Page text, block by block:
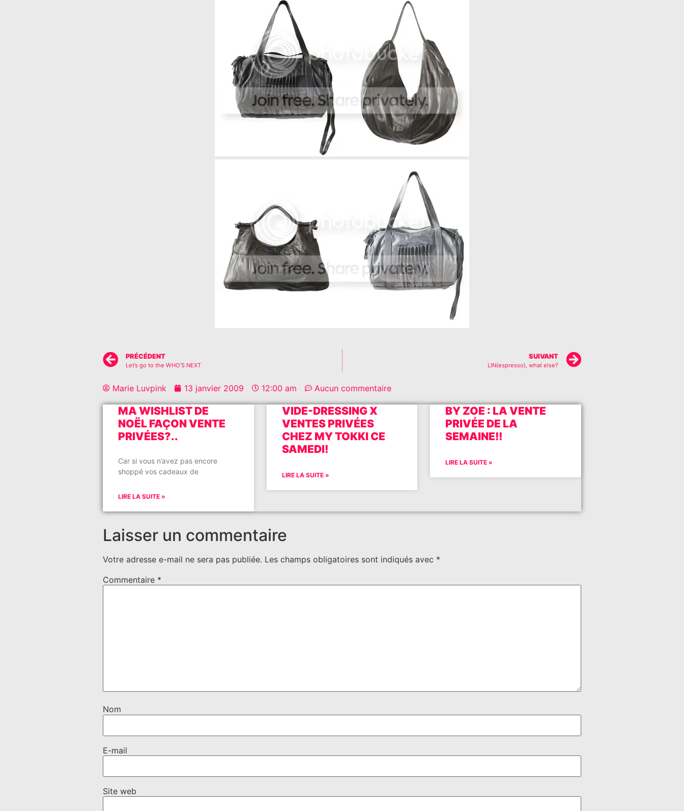
PRÉCÉDENT
Let’s go to the WHO’S NEXT
SUIVANT
LIN(espresso), what else?
Marie Luvpink 13 janvier 2009 12:00 am Aucun commentaire
MA WISHLIST DE
NOËL FAÇON VENTE
PRIVÉES?..
Car si vous n’avez pas encore
shoppé vos cadeaux de
LIRE LA SUITE »
VIDE-DRESSING X
VENTES PRIVÉES
CHEZ MY TOKKI CE
SAMEDI!
LIRE LA SUITE »
BY ZOE : LA VENTE
PRIVÉE DE LA
SEMAINE!!
LIRE LA SUITE »
Laisser un commentaire
Votre adresse e-mail ne sera pas publiée. Les champs obligatoires sont indiqués avec *
Commentaire *
Nom
E-mail
Site web